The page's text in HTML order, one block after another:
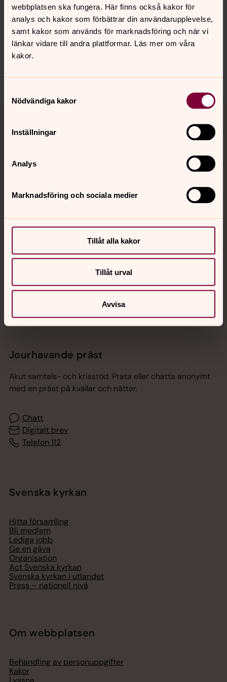
webbplatsen ska fungera. Här finns också kakor för
analys och kakor som förbättrar din användarupplevelse,
samt kakor som används för marknadsföring och när vi
länkar vidare till andra plattformar. Läs mer om våra
kakor.
Nödvändiga kakor
Inställningar
Analys
Marknadsföring och sociala medier
Tillåt alla kakor
Tillåt urval
Avvisa
Dela
Tillbaka till toppen
Tillbaka till innehållet
Kontakt
Kalender
Jourhavande präst
Akut samtals- och krisstöd. Prata eller chatta anonymt
med en präst på kvällar och nätter.
Chatt
Digitalt brev
Telefon 112
Svenska kyrkan
Hitta församling
Bli medlem
Lediga jobb
Ge en gåva
Organisation
Act Svenska kyrkan
Svenska kyrkan i utlandet
Press – nationell nivå
Om webbplatsen
Behandling av personuppgifter
Kakor